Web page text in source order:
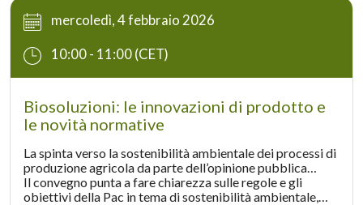
mercoledì, 4 febbraio 2026
10:00 - 11:00 (CET)
Biosoluzioni: le innovazioni di prodotto e
le novità normative
La spinta verso la sostenibilità ambientale dei processi di
produzione agricola da parte dell’opinione pubblica
europea è sempre più forte e l’Europa attraverso la Pac
2023-2027 aiuta gli agricoltori verso la transizioneverde.
Il convegno punta a fare chiarezza sulle regole e gli
obiettivi della Pac in tema di sostenibilità ambientale,